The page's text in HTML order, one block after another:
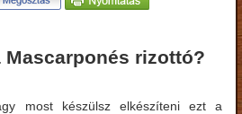
Mascarponés rizottó?
most készülsz elkészíteni ezt a